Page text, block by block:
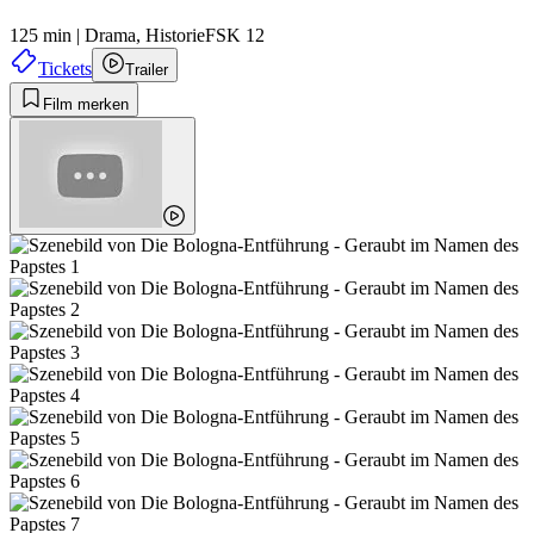
125 min | Drama, HistorieFSK 12
Tickets
Trailer
Film merken